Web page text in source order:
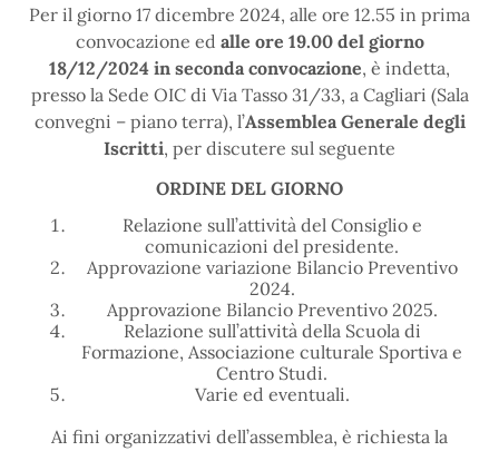
Per il giorno 17 dicembre 2024, alle ore 12.55 in prima
convocazione ed alle ore 19.00 del giorno
18/12/2024 in seconda convocazione, è indetta,
presso la Sede OIC di Via Tasso 31/33, a Cagliari (Sala
convegni – piano terra), l’Assemblea Generale degli
Iscritti, per discutere sul seguente
ORDINE DEL GIORNO
Relazione sull’attività del Consiglio e
comunicazioni del presidente.
Approvazione variazione Bilancio Preventivo
2024.
Approvazione Bilancio Preventivo 2025.
Relazione sull’attività della Scuola di
Formazione, Associazione culturale Sportiva e
Centro Studi.
Varie ed eventuali.
Ai fini organizzativi dell’assemblea, è richiesta la